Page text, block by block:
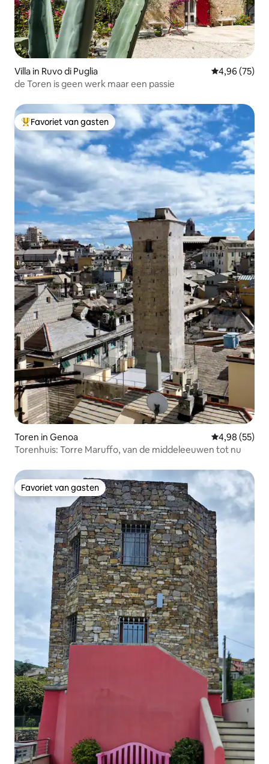
Villa in Ruvo di Puglia Gemiddelde
4,96 (75)
de Toren is geen werk maar een passie
Topfavoriet van gasten
Favoriet van gasten
Toren in Genoa Gemiddelde
4,98 (55)
Torenhuis: Torre Maruffo, van de middeleeuwen tot nu
Favoriet van gasten
Favoriet van gasten